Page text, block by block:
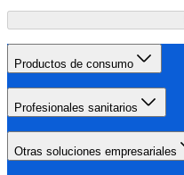
Productos de consumo
Profesionales sanitarios
Otras soluciones empresariales